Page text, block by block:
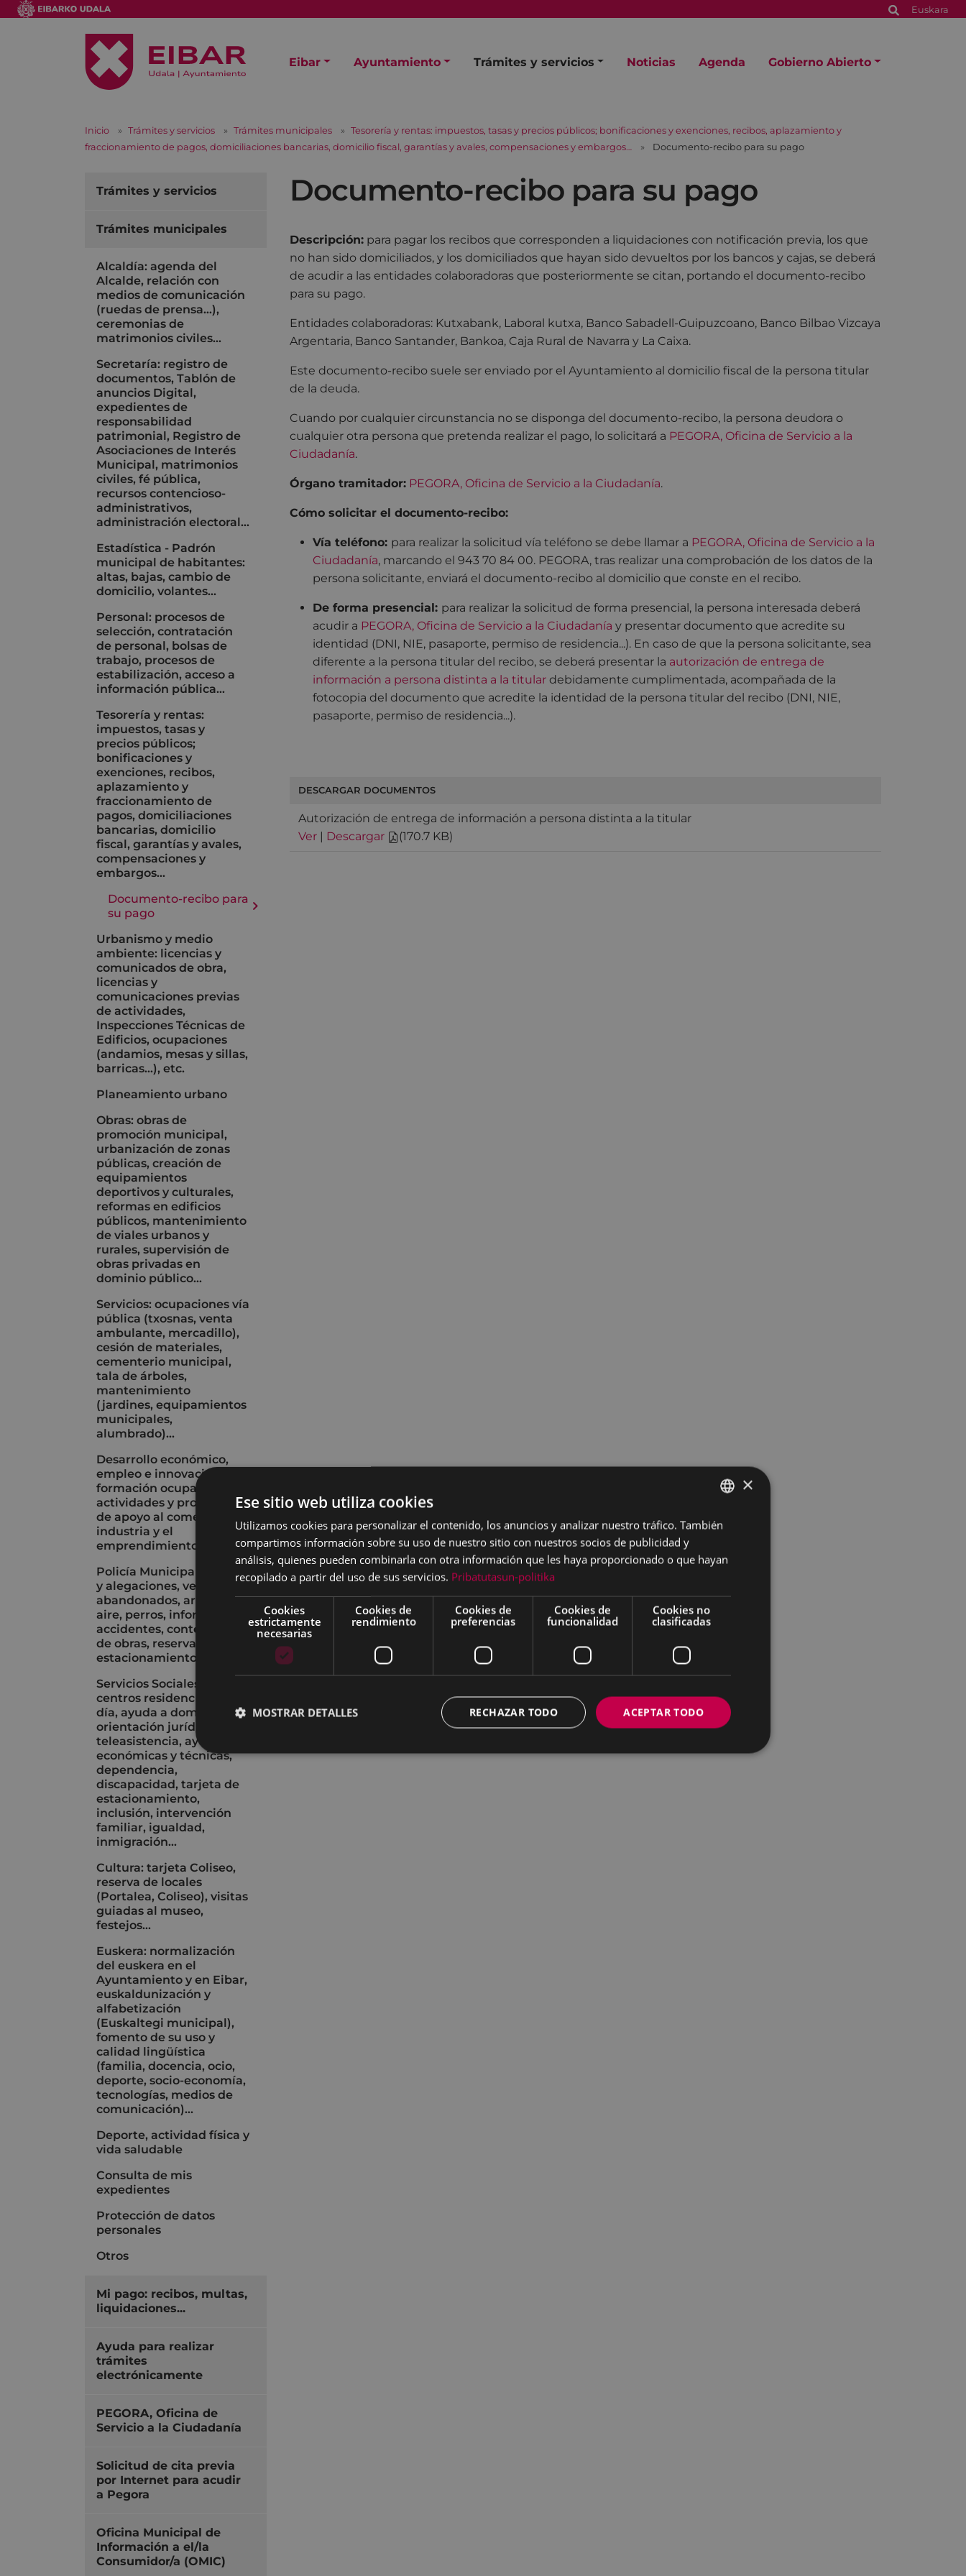
Euskara
Eibar Ayuntamiento Trámites y servicios Noticias Agenda Gobierno Abierto
Inicio Trámites y servicios Trámites municipales
Tesorería y rentas: impuestos, tasas y precios públicos; bonificaciones y exenciones, recibos, aplazamiento y
fraccionamiento de pagos, domiciliaciones bancarias, domicilio fiscal, garantías y avales, compensaciones y embargos…
Documento-recibo para su pago
Documento-recibo para su pago
Descripción: para pagar los recibos que corresponden a liquidaciones con notificación previa, los que
no han sido domiciliados, y los domiciliados que hayan sido devueltos por los bancos y cajas, se deberá
de acudir a las entidades colaboradoras que posteriormente se citan, portando el documento-recibo
para su pago.
Entidades colaboradoras: Kutxabank, Laboral kutxa, Banco Sabadell-Guipuzcoano, Banco Bilbao Vizcaya
Argentaria, Banco Santander, Bankoa, Caja Rural de Navarra y La Caixa.
Este documento-recibo suele ser enviado por el Ayuntamiento al domicilio fiscal de la persona titular
de la deuda.
Cuando por cualquier circunstancia no se disponga del documento-recibo, la persona deudora o
cualquier otra persona que pretenda realizar el pago, lo solicitará a PEGORA, Oficina de Servicio a la
Ciudadanía.
Órgano tramitador: PEGORA, Oficina de Servicio a la Ciudadanía.
Cómo solicitar el documento-recibo:
Vía teléfono: para realizar la solicitud vía teléfono se debe llamar a PEGORA, Oficina de Servicio a la
Ciudadanía, marcando el 943 70 84 00. PEGORA, tras realizar una comprobación de los datos de la
persona solicitante, enviará el documento-recibo al domicilio que conste en el recibo.
De forma presencial: para realizar la solicitud de forma presencial, la persona interesada deberá
acudir a PEGORA, Oficina de Servicio a la Ciudadanía y presentar documento que acredite su
identidad (DNI, NIE, pasaporte, permiso de residencia...). En caso de que la persona solicitante, sea
diferente a la persona titular del recibo, se deberá presentar la autorización de entrega de
información a persona distinta a la titular debidamente cumplimentada, acompañada de la
fotocopia del documento que acredite la identidad de la persona titular del recibo (DNI, NIE,
pasaporte, permiso de residencia...).
DESCARGAR DOCUMENTOS
Autorización de entrega de información a persona distinta a la titular
Ver | Descargar (170.7 KB)
Trámites y servicios
Trámites municipales
Alcaldía: agenda del
Alcalde, relación con
medios de comunicación
(ruedas de prensa…),
ceremonias de
matrimonios civiles…
Secretaría: registro de
documentos, Tablón de
anuncios Digital,
expedientes de
responsabilidad
patrimonial, Registro de
Asociaciones de Interés
Municipal, matrimonios
civiles, fé pública,
recursos contencioso-
administrativos,
administración electoral…
Estadística - Padrón
municipal de habitantes:
altas, bajas, cambio de
domicilio, volantes...
Personal: procesos de
selección, contratación
de personal, bolsas de
trabajo, procesos de
estabilización, acceso a
información pública…
Tesorería y rentas:
impuestos, tasas y
precios públicos;
bonificaciones y
exenciones, recibos,
aplazamiento y
fraccionamiento de
pagos, domiciliaciones
bancarias, domicilio
fiscal, garantías y avales,
compensaciones y
embargos…
Documento-recibo para
su pago
Urbanismo y medio
ambiente: licencias y
comunicados de obra,
licencias y
comunicaciones previas
de actividades,
Inspecciones Técnicas de
Edificios, ocupaciones
(andamios, mesas y sillas,
barricas...), etc.
Planeamiento urbano
Obras: obras de
promoción municipal,
urbanización de zonas
públicas, creación de
equipamientos
deportivos y culturales,
reformas en edificios
públicos, mantenimiento
de viales urbanos y
rurales, supervisión de
obras privadas en
dominio público...
Servicios: ocupaciones vía
pública (txosnas, venta
ambulante, mercadillo),
cesión de materiales,
cementerio municipal,
tala de árboles,
mantenimiento
(jardines, equipamientos
municipales,
alumbrado)...
Desarrollo económico,
empleo e innovación:
formación ocupacional;
actividades y programas
de apoyo al comercio, la
industria y el
emprendimiento...
Policía Municipal: multas
y alegaciones, vehículos
abandonados, armas de
aire, perros, informes de
accidentes, contenedores
de obras, reserva de
estacionamiento...
Servicios Sociales:
centros residenciales y de
día, ayuda a domicilio,
orientación jurídica,
teleasistencia, ayudas
económicas y técnicas,
dependencia,
discapacidad, tarjeta de
estacionamiento,
inclusión, intervención
familiar, igualdad,
inmigración...
Cultura: tarjeta Coliseo,
reserva de locales
(Portalea, Coliseo), visitas
guiadas al museo,
festejos...
Euskera: normalización
del euskera en el
Ayuntamiento y en Eibar,
euskaldunización y
alfabetización
(Euskaltegi municipal),
fomento de su uso y
calidad lingüística
(familia, docencia, ocio,
deporte, socio-economía,
tecnologías, medios de
comunicación)...
Deporte, actividad física y
vida saludable
Consulta de mis
expedientes
Protección de datos
personales
Otros
Mi pago: recibos, multas,
liquidaciones...
Ayuda para realizar
trámites
electrónicamente
PEGORA, Oficina de
Servicio a la Ciudadanía
Solicitud de cita previa
por Internet para acudir
a Pegora
Oficina Municipal de
Información a el/la
Consumidor/a (OMIC)
BASQUE
×
Ese sitio web utiliza cookies
Utilizamos cookies para personalizar el contenido, los anuncios y analizar nuestro tráfico. También
compartimos información sobre su uso de nuestro sitio con nuestros socios de publicidad y
análisis, quienes pueden combinarla con otra información que les haya proporcionado o que hayan
recopilado a partir del uso de sus servicios. Pribatutasun-politika
Cookies
estrictamente
necesarias
Cookies de
rendimiento
Cookies de
preferencias
Cookies de
funcionalidad
Cookies no
clasificadas
ACEPTAR TODO
RECHAZAR TODO
MOSTRAR DETALLES